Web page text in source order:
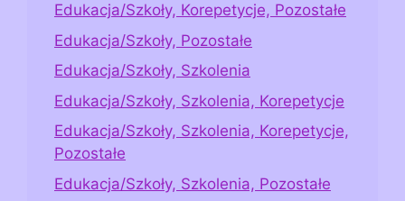
Edukacja/Szkoły, Korepetycje, Pozostałe
Edukacja/Szkoły, Pozostałe
Edukacja/Szkoły, Szkolenia
Edukacja/Szkoły, Szkolenia, Korepetycje
Edukacja/Szkoły, Szkolenia, Korepetycje,
Pozostałe
Edukacja/Szkoły, Szkolenia, Pozostałe